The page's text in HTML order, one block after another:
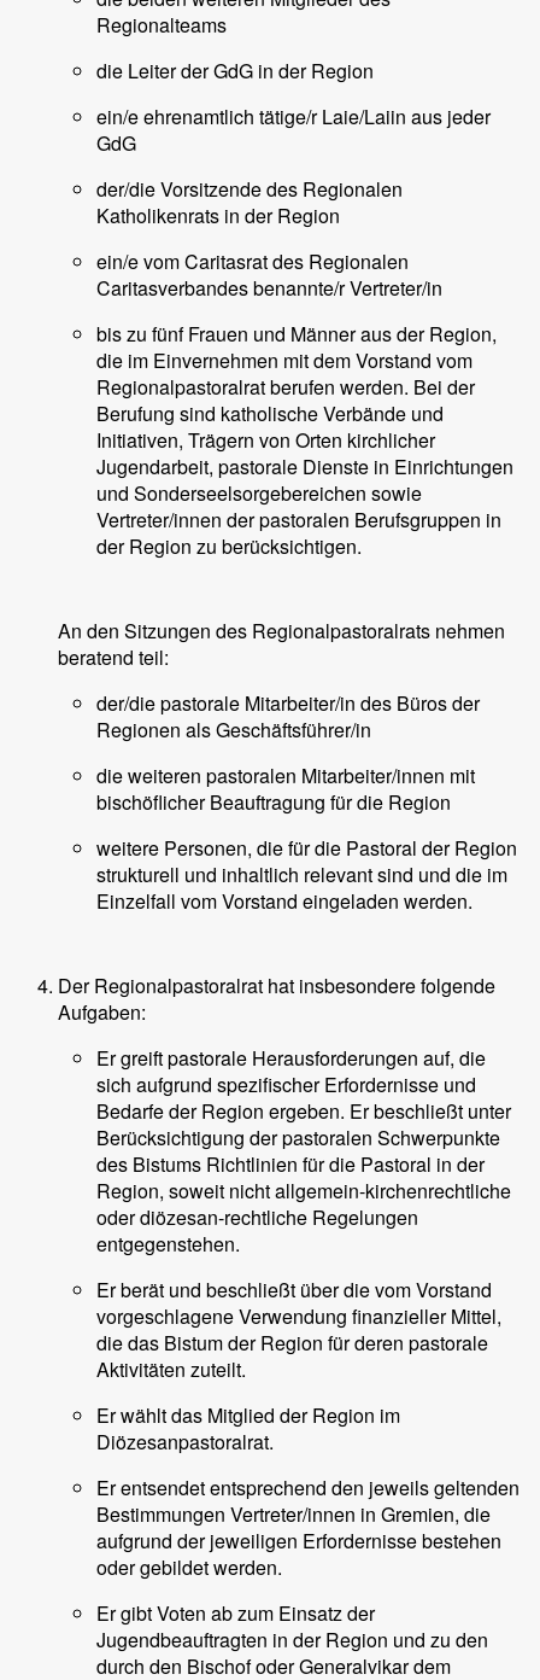
Regionalteams
die Leiter der GdG in der Region
ein/e ehrenamtlich tätige/r Laie/Laiin aus jeder
GdG
der/die Vorsitzende des Regionalen
Katholikenrats in der Region
ein/e vom Caritasrat des Regionalen
Caritasverbandes benannte/r Vertreter/in
bis zu fünf Frauen und Männer aus der Region,
die im Einvernehmen mit dem Vorstand vom
Regionalpastoralrat berufen werden. Bei der
Berufung sind katholische Verbände und
Initiativen, Trägern von Orten kirchlicher
Jugendarbeit, pastorale Dienste in Einrichtungen
und Sonderseelsorgebereichen sowie
Vertreter/innen der pastoralen Berufsgruppen in
der Region zu berücksichtigen.
An den Sitzungen des Regionalpastoralrats nehmen
beratend teil:
der/die pastorale Mitarbeiter/in des Büros der
Regionen als Geschäftsführer/in
die weiteren pastoralen Mitarbeiter/innen mit
bischöflicher Beauftragung für die Region
weitere Personen, die für die Pastoral der Region
strukturell und inhaltlich relevant sind und die im
Einzelfall vom Vorstand eingeladen werden.
Der Regionalpastoralrat hat insbesondere folgende
Aufgaben:
Er greift pastorale Herausforderungen auf, die
sich aufgrund spezifischer Erfordernisse und
Bedarfe der Region ergeben. Er beschließt unter
Berücksichtigung der pastoralen Schwerpunkte
des Bistums Richtlinien für die Pastoral in der
Region, soweit nicht allgemein-kirchenrechtliche
oder diözesan-rechtliche Regelungen
entgegenstehen.
Er berät und beschließt über die vom Vorstand
vorgeschlagene Verwendung finanzieller Mittel,
die das Bistum der Region für deren pastorale
Aktivitäten zuteilt.
Er wählt das Mitglied der Region im
Diözesanpastoralrat.
Er entsendet entsprechend den jeweils geltenden
Bestimmungen Vertreter/innen in Gremien, die
aufgrund der jeweiligen Erfordernisse bestehen
oder gebildet werden.
Er gibt Voten ab zum Einsatz der
Jugendbeauftragten in der Region und zu den
durch den Bischof oder Generalvikar dem